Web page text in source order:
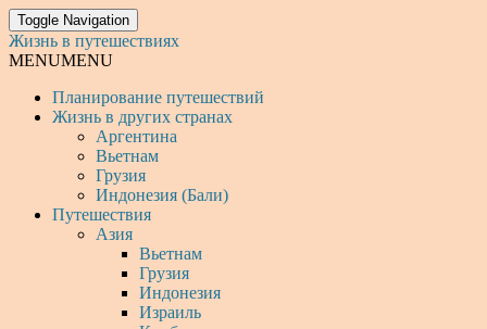
Toggle Navigation
Жизнь в путешествиях
MENUMENU
Планирование путешествий
Жизнь в других странах
Аргентина
Вьетнам
Грузия
Индонезия (Бали)
Путешествия
Азия
Вьетнам
Грузия
Индонезия
Израиль